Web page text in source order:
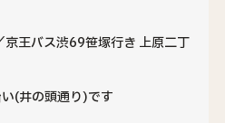
王バス渋69笹塚行き 上原二丁
(井の頭通り)です